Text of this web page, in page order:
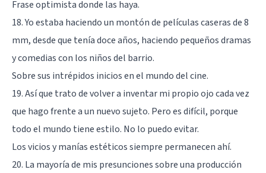
Frase optimistadonde las haya.
18. Yo estaba haciendo un montón de películas caseras de 8
mm, desde que tenía doce años, haciendo pequeños dramas
y comedias con los niños del barrio.
Sobre sus intrépidos inicios en el mundo del cine.
19. Así que trato de volver a inventar mi propio ojo cada vez
que hago frente a un nuevo sujeto. Pero es difícil, porque
todo el mundo tiene estilo. No lo puedo evitar.
Los vicios y manías estéticos siempre permanecen ahí.
20. La mayoría de mis presunciones sobre una producción